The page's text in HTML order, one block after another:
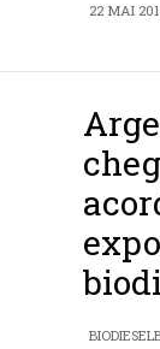
22 MAI